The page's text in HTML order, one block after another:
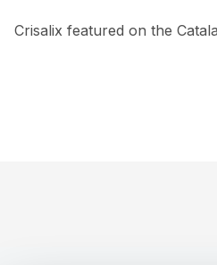
Crisalix featured on the